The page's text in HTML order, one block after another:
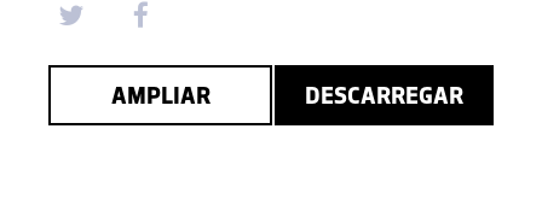
AMPLIAR DESCARREGAR